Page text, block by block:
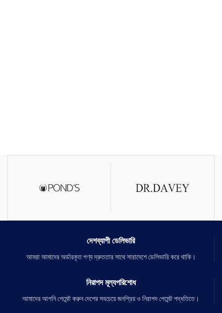
দেশব্যাপী ডেলিভারি
আমরা আমাদের অর্ডারকৃত পণ্য দ্রুততার সাথে সারাদেশে ডেলিভারি করে থাকি।
নিরাপদ মূল্যপরিশোধ
আমাদের আপনি পেমেন্ট করুন দেশের সবচেয়ে জনপ্রিয় ও নিরাপদ পেমেন্ট পদ্ধতিতে।